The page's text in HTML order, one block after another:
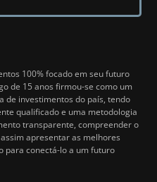
100% focado em seu futuro
de 15 anos firmou-se como um
de investimentos do país, tendo
qualificado e uma metodologia
transparente, compreender o
apresentar as melhores
para conectá-lo a um futuro